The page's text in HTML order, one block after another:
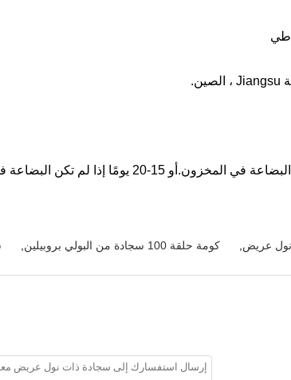
كومة حلقة 100 سجادة من البولي بروبيلين